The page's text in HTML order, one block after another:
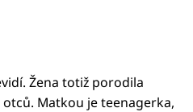
Žena totiž porodila
Matkou je teenagerka,